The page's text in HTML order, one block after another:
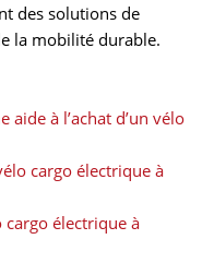
des solutions de
la mobilité durable.
aide à l’achat d’un vélo
cargo électrique à
cargo électrique à